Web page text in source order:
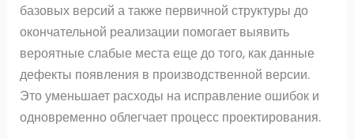
базовых версий а также первичной структуры до
окончательной реализации помогает выявить
вероятные слабые места еще до того, как данные
дефекты появления в производственной версии.
Это уменьшает расходы на исправление ошибок и
одновременно облегчает процесс проектирования.